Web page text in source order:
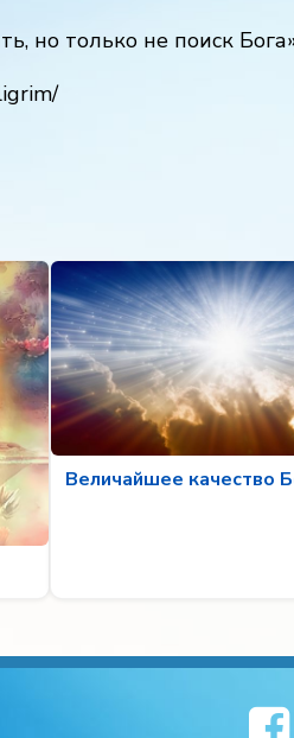
но только не поиск
Величайшее качество